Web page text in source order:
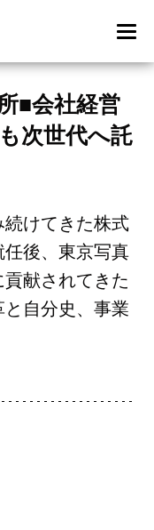
■会社経営
次世代へ託
けてきた株式
後、東京写真
献されてきた
自分史、事業